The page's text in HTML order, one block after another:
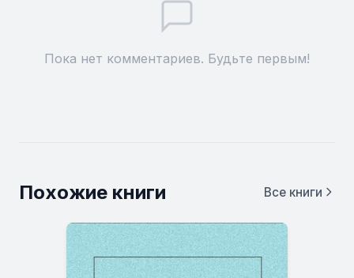
Пока нет комментариев. Будьте первым!
Похожие книги Все книги